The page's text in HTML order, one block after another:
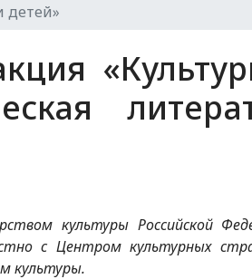
детей»
культуры Российской
с Центром культурных
культуры.